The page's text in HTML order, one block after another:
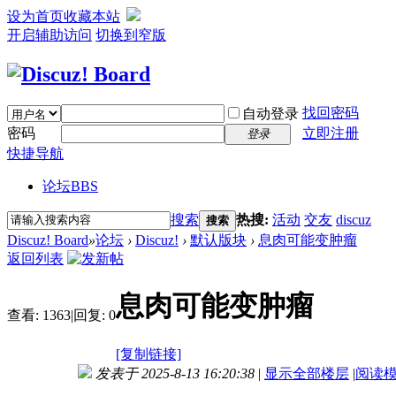
设为首页收藏本站
开启辅助访问 切换到窄版
自动登录 找回密码
密码
登录
立即注册
快捷导航
论坛BBS
搜索 搜索 热搜: 活动 交友 discuz
Discuz! Board»论坛 › Discuz! › 默认版块 › 息肉可能变肿瘤
返回列表
查看: 1363|回复: 0息肉可能变肿瘤
[复制链接]
发表于 2025-8-13 16:20:38 | 显示全部楼层 |阅读